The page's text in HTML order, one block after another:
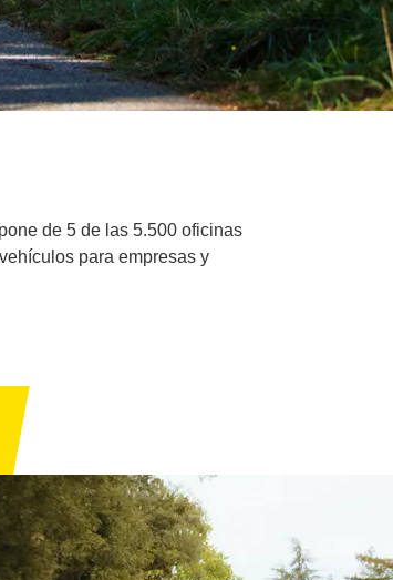
de 5 de las 5.500 oficinas
para empresas y